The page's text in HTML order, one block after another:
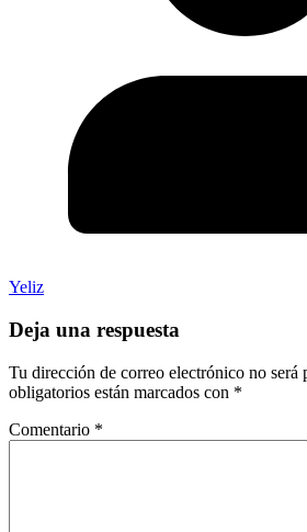
Yeliz
Deja una respuesta
Tu dirección de correo electrónico no será
obligatorios están marcados con *
Comentario *